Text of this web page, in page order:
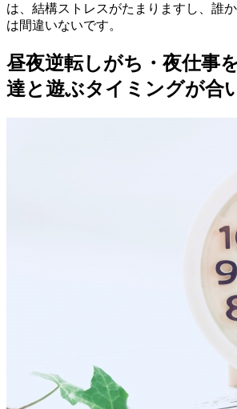
は、結構ストレスがたまりますし、誰
は間違いないです。
昼夜逆転しがち・夜仕事
達と遊ぶタイミングが合